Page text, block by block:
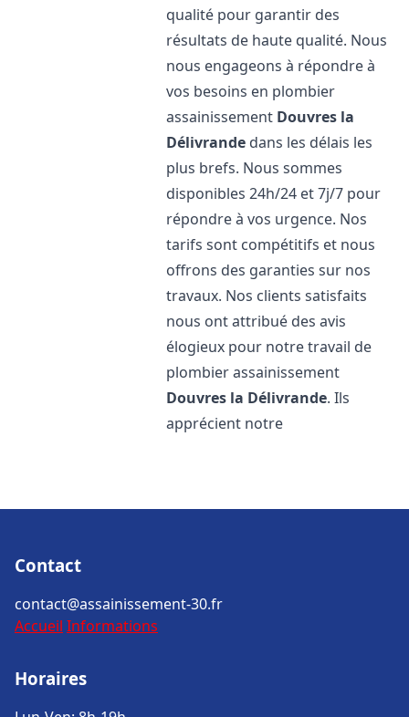
qualité pour garantir des
résultats de haute qualité. Nous
nous engageons à répondre à
vos besoins en plombier
assainissement Douvres la
Délivrande dans les délais les
plus brefs. Nous sommes
disponibles 24h/24 et 7j/7 pour
répondre à vos urgence. Nos
tarifs sont compétitifs et nous
offrons des garanties sur nos
travaux. Nos clients satisfaits
nous ont attribué des avis
élogieux pour notre travail de
plombier assainissement
Douvres la Délivrande. Ils
apprécient notre
Contact
contact@assainissement-30.fr
Accueil Informations
Horaires